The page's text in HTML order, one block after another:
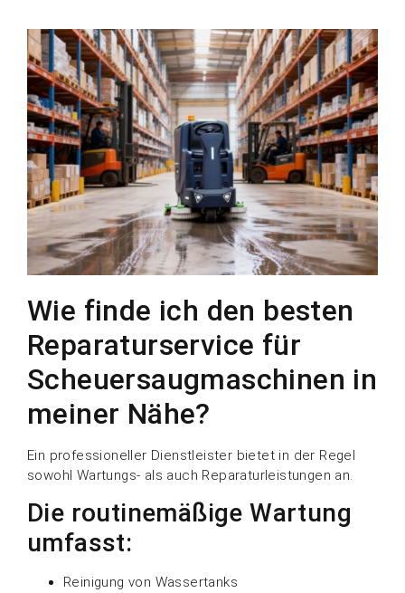
Wie finde ich den besten
Reparaturservice für
Scheuersaugmaschinen in
meiner Nähe?
Ein professioneller Dienstleister bietet in der Regel
sowohl Wartungs- als auch Reparaturleistungen an.
Die routinemäßige Wartung
umfasst:
Reinigung von Wassertanks